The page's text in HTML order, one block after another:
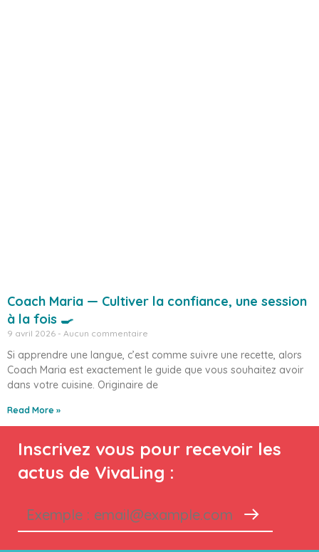
Coach Maria — Cultiver la confiance, une session
à la fois 🍳
9 avril 2026 Aucun commentaire
Si apprendre une langue, c’est comme suivre une recette, alors
Coach Maria est exactement le guide que vous souhaitez avoir
dans votre cuisine. Originaire de
Read More »
Inscrivez vous pour recevoir les
actus de VivaLing :